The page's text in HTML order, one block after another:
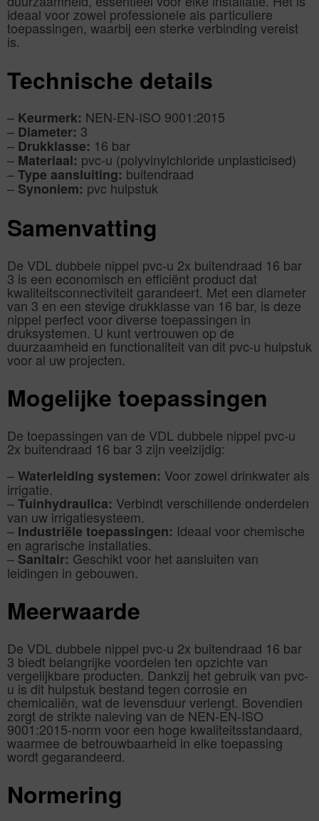
ideaal voor zowel professionele als particuliere
toepassingen, waarbij een sterke verbinding vereist
is.
Technische details
– Keurmerk: NEN-EN-ISO 9001:2015
– Diameter: 3
– Drukklasse: 16 bar
– Materiaal: pvc-u (polyvinylchloride unplasticised)
–Type aansluiting: buitendraad
– Synoniem: pvc hulpstuk
Samenvatting
De VDL dubbele nippel pvc-u 2x buitendraad 16 bar
3 is een economisch en efficiënt product dat
kwaliteitsconnectiviteit garandeert. Met een diameter
van 3 en een stevige drukklasse van 16 bar, is deze
nippel perfect voor diverse toepassingen in
druksystemen. U kunt vertrouwen op de
duurzaamheid en functionaliteit van dit pvc-u hulpstuk
voor al uw projecten.
Mogelijke toepassingen
De toepassingen van de VDL dubbele nippel pvc-u
2x buitendraad 16 bar 3 zijn veelzijdig:
–Waterleiding systemen: Voor zowel drinkwater als
irrigatie.
–Tuinhydraulica: Verbindt verschillende onderdelen
van uw irrigatiesysteem.
– Industriële toepassingen: Ideaal voor chemische
en agrarische installaties.
– Sanitair: Geschikt voor het aansluiten van
leidingen in gebouwen.
Meerwaarde
De VDL dubbele nippel pvc-u 2x buitendraad 16 bar
3 biedt belangrijke voordelen ten opzichte van
vergelijkbare producten. Dankzij het gebruik van pvc-
u is dit hulpstuk bestand tegen corrosie en
chemicaliën, wat de levensduur verlengt. Bovendien
zorgt de strikte naleving van de NEN-EN-ISO
9001:2015-norm voor een hoge kwaliteitsstandaard,
waarmee de betrouwbaarheid in elke toepassing
wordt gegarandeerd.
Normering